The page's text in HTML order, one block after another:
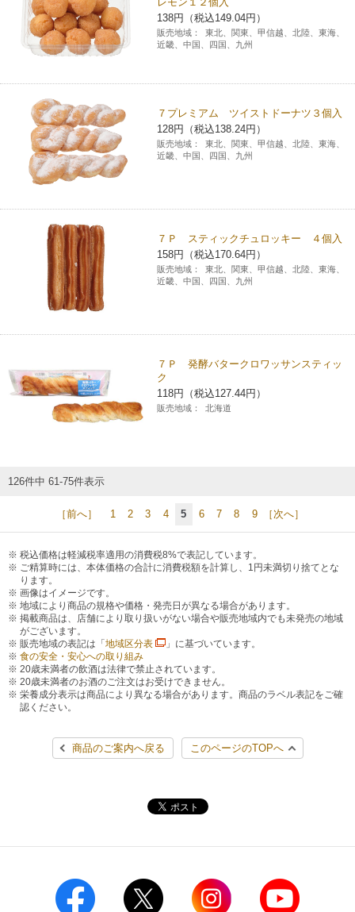
138円（税込149.04円）
販売地域：
東北、関東、甲信越、北陸、東海、
近畿、中国、四国、九州
７プレミアム ツイストドーナツ３個入
128円（税込138.24円）
販売地域：
東北、関東、甲信越、北陸、東海、
近畿、中国、四国、九州
７Ｐ スティックチュロッキー ４個入
158円（税込170.64円）
販売地域：
東北、関東、甲信越、北陸、東海、
近畿、中国、四国、九州
７Ｐ 発酵バタークロワッサンスティッ
ク
118円（税込127.44円）
販売地域： 北海道
126件中 61-75件表示
［前へ］ 1 2 3 4 5 6 7 8 9 ［次へ］
税込価格は軽減税率適用の消費税8%で表記しています。
ご精算時には、本体価格の合計に消費税額を計算し、1円未満切り捨てとな
ります。
画像はイメージです。
地域により商品の規格や価格・発売日が異なる場合があります。
掲載商品は、店舗により取り扱いがない場合や販売地域内でも未発売の地域
がございます。
販売地域の表記は「 地域区分表
」に基づいています。
食の安全・安心への取り組み
20歳未満者の飲酒は法律で禁止されています。
20歳未満者のお酒のご注文はお受けできません。
栄養成分表示は商品により異なる場合があります。商品のラベル表記をご確
認ください。
商品のご案内へ戻る このページのTOPへ